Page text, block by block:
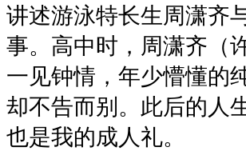
讲述游泳特长生周潇齐
事。高中时，周潇齐（
一见钟情，年少懵懂的
却不告而别。此后的人
也是我的成人礼。